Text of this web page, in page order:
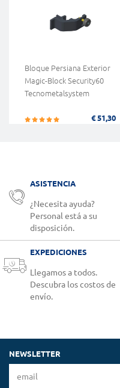
Bloque Persiana Exterior
Magic-Block Security60
Tecnometalsystem
€ 51,30
ASISTENCIA
¿Necesita ayuda?
Personal está a su
disposición.
EXPEDICIONES
Llegamos a todos.
Descubra los costos de
envío.
NEWSLETTER